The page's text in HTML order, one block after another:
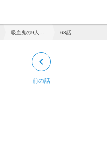
68話
keyboard_arrow_left
前の話